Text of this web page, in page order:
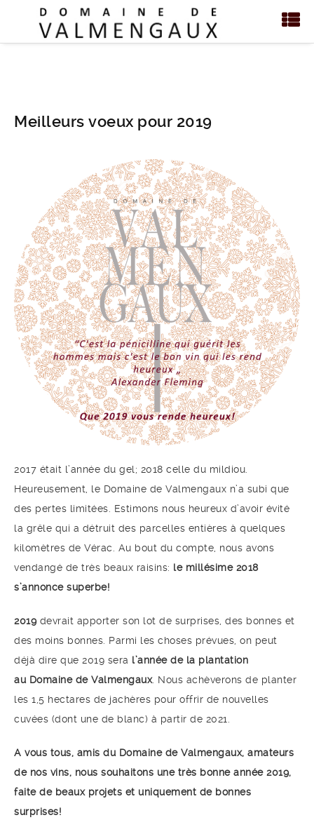
Meilleurs voeux pour 2019
2017 était l’année du gel; 2018 celle du mildiou.
Heureusement, le Domaine de Valmengaux n’a subi que
des pertes limitées. Estimons nous heureux d’avoir évité
la grêle qui a détruit des parcelles entières à quelques
kilomètres de Vérac. Au bout du compte, nous avons
vendangé de très beaux raisins: le millésime 2018
s’annonce superbe!
2019devrait apporter son lot de surprises, des bonnes et
des moins bonnes. Parmi les choses prévues, on peut
déjà dire que 2019 sera l’année de la plantation
au Domaine de Valmengaux. Nous achèverons de planter
les 1,5 hectares de jachères pour offrir de nouvelles
cuvées (dont une de blanc) à partir de 2021.
A vous tous, amis du Domaine de Valmengaux, amateurs
de nos vins, nous souhaitons une très bonne année 2019,
faite de beaux projets et uniquement de bonnes
surprises!